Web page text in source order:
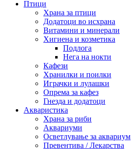
Птици
Храна за птици
Додатоци во исхрана
Витамини и минерали
Хигиена и козметика
Подлога
Нега на нокти
Кафези
Хранилки и поилки
Играчки и лулашки
Опрема за кафез
Гнезда и додатоци
Акваристика
Храна за риби
Аквариуми
Осветлување за аквариум
Превентива / Лекарства